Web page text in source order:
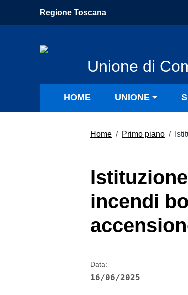
Vai al menu di navigazione
Regione Toscana
Unione di
HOME UNIONE
Home / Primo piano /
incendi
Data:
16/06/2025